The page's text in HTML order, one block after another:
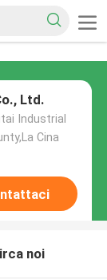
Ltd.
Industrial
Cina
noi